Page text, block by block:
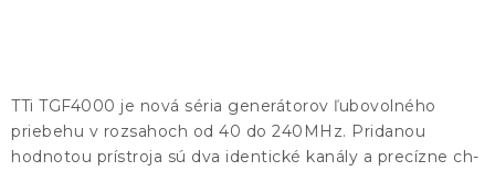
TTi TGF4000 je nová séria generátorov ľubovolného
priebehu v rozsahoch od 40 do 240MHz. Pridanou
hodnotou prístroja sú dva identické kanály a precízne ch-